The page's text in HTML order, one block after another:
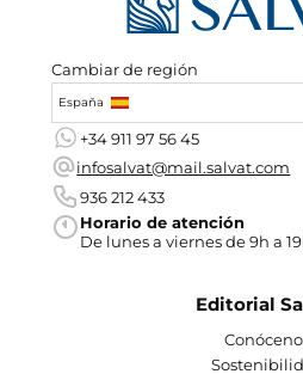
Cambiar de región
España
+34 911 97 56 45
infosalvat@mail.salvat.com
936 212 433
Horario de atención
De lunes a viernes de 9h a
Editorial